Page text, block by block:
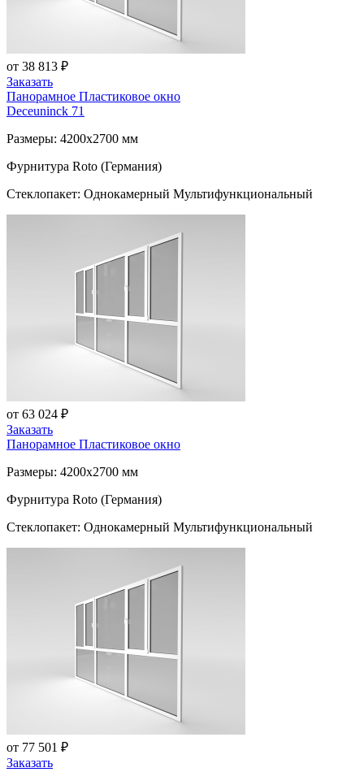
от 38 813 ₽
Заказать
Панорамное Пластиковое окно
Deceuninck 71
Размеры: 4200x2700 мм
Фурнитура Roto (Германия)
Стеклопакет: Однокамерный Мультифункциональный
от 63 024 ₽
Заказать
Панорамное Пластиковое окно
Размеры: 4200x2700 мм
Фурнитура Roto (Германия)
Стеклопакет: Однокамерный Мультифункциональный
от 77 501 ₽
Заказать